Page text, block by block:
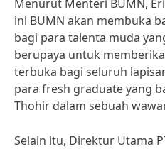
Menurut Menteri BUMN,
ini BUMN akan membuka
bagi para talenta muda
berupaya untuk
terbuka bagi seluruh
para fresh graduate yang
Thohir dalam sebuah
Selain itu, Direktur Utama